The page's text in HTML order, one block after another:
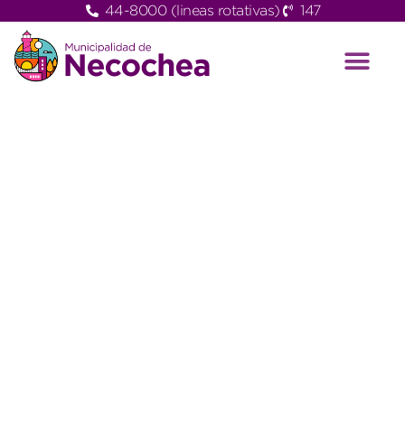
44-8000 (lineas rotativas) 147